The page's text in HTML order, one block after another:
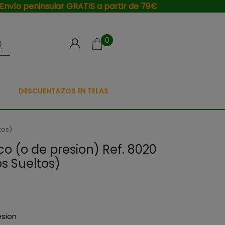
Envío peninsular GRATIS a partir de 79€
0
DESCUENTAZOS EN TELAS
(o de presion) Ref. 8020
Sueltos)